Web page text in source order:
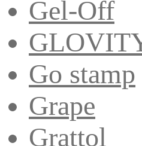
Gel-Off
Go stamp
Grape
Grattol